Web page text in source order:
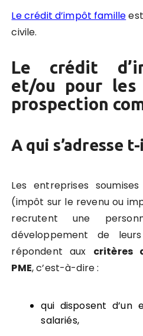
Le crédit d’impôt famille
civile.
Le crédit
et/ou pour les
prospection
A qui s’adresse
Les entreprises
(impôt sur le revenu ou
recrutent une
développement de
répondent aux critères
PME, c’est-à-dire :
qui disposent d’un
salariés,